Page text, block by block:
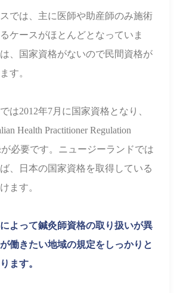
では、主に医師や助産師のみ施術
ケースがほとんどとなっていま
、国家資格がないので民間資格が
す。
は2012年7月に国家資格となり、
Health Practitioner Regulation
必要です。ニュージーランドでは
、日本の国家資格を取得している
ます。
よって鍼灸師資格の取り扱いが異
働きたい地域の規定をしっかりと
ます。